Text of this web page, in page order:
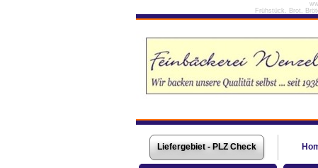
Frühstück, Brot,
Liefergebiet - PLZ Check